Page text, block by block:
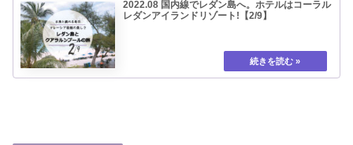
2022.08 国内線でレダン島へ。ホテルはコーラル
レダンアイランドリゾート!【2/9】